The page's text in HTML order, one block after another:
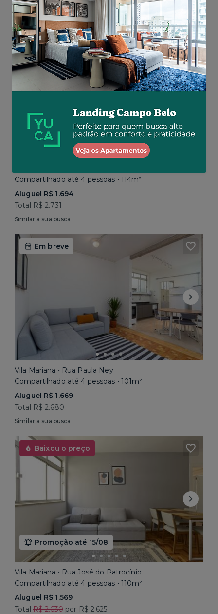
Total R$ 2.843
Similar a sua busca
Compartilhado até 4 pessoas • 114m²
Aluguel R$ 1.694
Total R$ 2.731
Similar a sua busca
Em breve
Vila Mariana • Rua Paula Ney
Compartilhado até 4 pessoas • 101m²
Aluguel R$ 1.669
Total R$ 2.680
Similar a sua busca
Baixou o preço
Promoção até 15/08
Vila Mariana • Rua José do Patrocínio
Compartilhado até 4 pessoas • 110m²
Aluguel R$ 1.569
Total R$ 2.630por R$ 2.625